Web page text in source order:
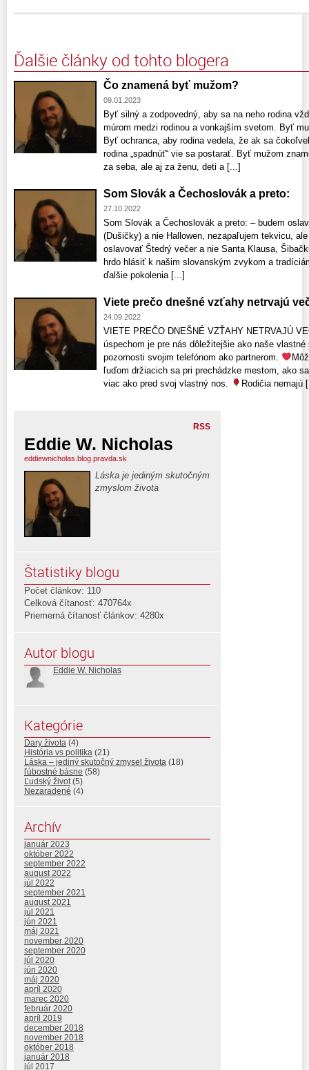
Ďalšie články od tohto blogera
Čo znamená byť mužom?
09.01.2023
Byť silný a zodpovedný, aby sa na neho rodina
múrom medzi rodinou a vonkajším svetom. Byť
Byť ochranca, aby rodina vedela, že ak sa
rodina „spadnúť“ vie sa postarať. Byť mužom
za seba, ale aj za ženu, deti a [...]
Som Slovák a Čechoslovák a preto:
27.10.2022
Som Slovák a Čechoslovák a preto: – budem
(Dušičky) a nie Hallowen, nezapaľujem tekvicu,
oslavovať Štedrý večer a nie Santa Klausa,
hrdo hlásiť k našim slovanským zvykom a
ďalšie pokolenia [...]
Viete prečo dnešné vzťahy netrvajú
24.09.2022
VIETE PREČO DNEŠNÉ VZŤAHY NETRVAJÚ
úspechom je pre nás dôležitejšie ako naše
pozornosti svojim telefónom ako partnerom.
ľuďom držiacich sa pri prechádzke mestom, ako
viac ako pred svoj vlastný nos.
Rodičia nemajú
RSS
Eddie W. Nicholas
eddiewnicholas.blog.pravda.sk
Láska je jediným skutočným
zmyslom života
Štatistiky blogu
Počet článkov: 110
Celková čítanosť: 470764x
Priemerná čítanosť článkov: 4280x
Autor blogu
Eddie W. Nicholas
Kategórie
Dary života (4)
História vs politika (21)
Láska – jediný skutočný zmysel života (18)
ľúbostné básne (58)
Ľudský život (5)
Nezaradené (4)
Archív
január 2023
október 2022
september 2022
august 2022
júl 2022
september 2021
august 2021
júl 2021
jún 2021
máj 2021
november 2020
september 2020
júl 2020
jún 2020
máj 2020
apríl 2020
marec 2020
február 2020
apríl 2019
december 2018
november 2018
október 2018
január 2018
júl 2017